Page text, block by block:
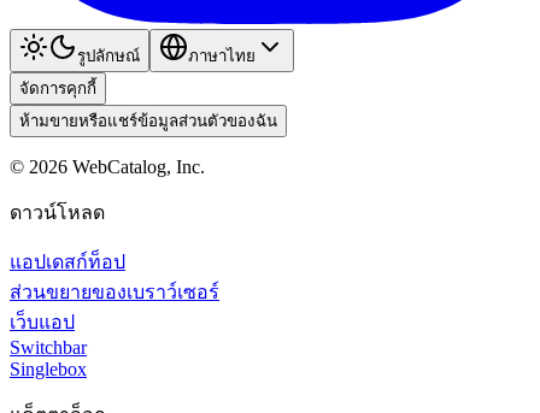
รูปลักษณ์
ภาษาไทย
จัดการคุกกี้
ห้ามขายหรือแชร์ข้อมูลส่วนตัวของฉัน
© 2026 WebCatalog, Inc.
ดาวน์โหลด
แอปเดสก์ท็อป
ส่วนขยายของเบราว์เซอร์
เว็บแอป
Switchbar
Singlebox